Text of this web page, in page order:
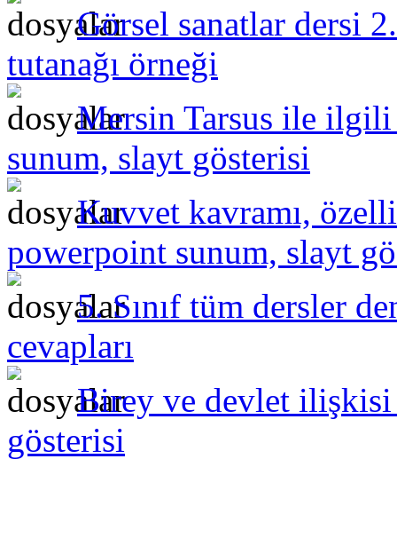
Görsel sanatlar dersi
tutanağı örneği
Mersin Tarsus ile
sunum, slayt gösterisi
Kuvvet kavramı,
powerpoint sunum, slayt
5. Sınıf tüm dersler
cevapları
Birey ve devlet
gösterisi